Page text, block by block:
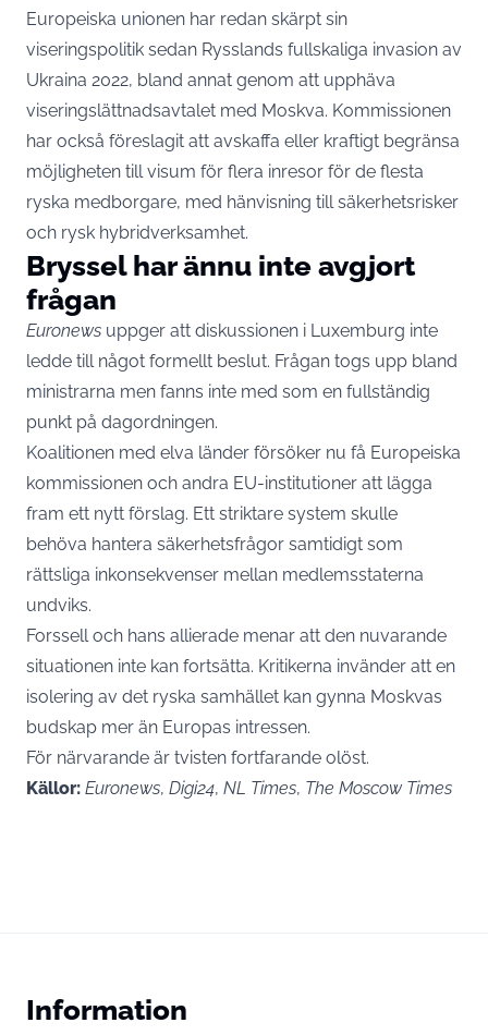
Europeiska unionen har redan skärpt sin
viseringspolitik sedan Rysslands fullskaliga invasion av
Ukraina 2022, bland annat genom att upphäva
viseringslättnadsavtalet med Moskva. Kommissionen
har också föreslagit att avskaffa eller kraftigt begränsa
möjligheten till visum för flera inresor för de flesta
ryska medborgare, med hänvisning till säkerhetsrisker
och rysk hybridverksamhet.
Bryssel har ännu inte avgjort
frågan
Euronews uppger att diskussionen i Luxemburg inte
ledde till något formellt beslut. Frågan togs upp bland
ministrarna men fanns inte med som en fullständig
punkt på dagordningen.
Koalitionen med elva länder försöker nu få Europeiska
kommissionen och andra EU-institutioner att lägga
fram ett nytt förslag. Ett striktare system skulle
behöva hantera säkerhetsfrågor samtidigt som
rättsliga inkonsekvenser mellan medlemsstaterna
undviks.
Forssell och hans allierade menar att den nuvarande
situationen inte kan fortsätta. Kritikerna invänder att en
isolering av det ryska samhället kan gynna Moskvas
budskap mer än Europas intressen.
För närvarande är tvisten fortfarande olöst.
Källor: Euronews, Digi24, NL Times, The Moscow Times
Information